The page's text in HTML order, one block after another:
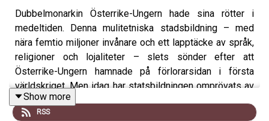
Dubbelmonarkin Österrike-Ungern hade sina rötter i
medeltiden. Denna mulitetniska stadsbildning – med
nära femtio miljoner invånare och ett lapptäcke av språk,
religioner och lojaliteter – slets sönder efter att
Österrike-Ungern hamnade på förlorarsidan i första
världskriget. Men idag har statsbildningen omprövats av
historiker och ses som en föregångare till EU.
Show more
RSS